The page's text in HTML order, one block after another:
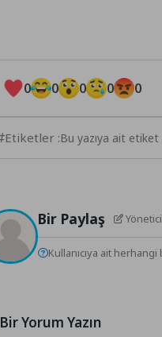
0 0 0 0 0
Etiketler :Bu yazıya ait etiket
Bir Paylaş Yönetici
Kullanıcıya ait
Bir Yorum Yazın